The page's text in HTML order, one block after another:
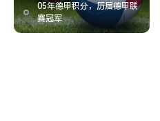
05年德甲积分，历届德甲联
赛冠军